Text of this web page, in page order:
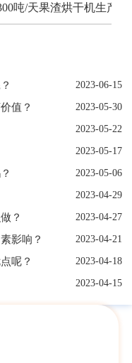
吨/天果渣烘干机生产现
2023-06-15
值？ 2023-05-30
2023-05-22
2023-05-17
2023-05-06
2023-04-29
？ 2023-04-27
影响？ 2023-04-21
呢？ 2023-04-18
2023-04-15